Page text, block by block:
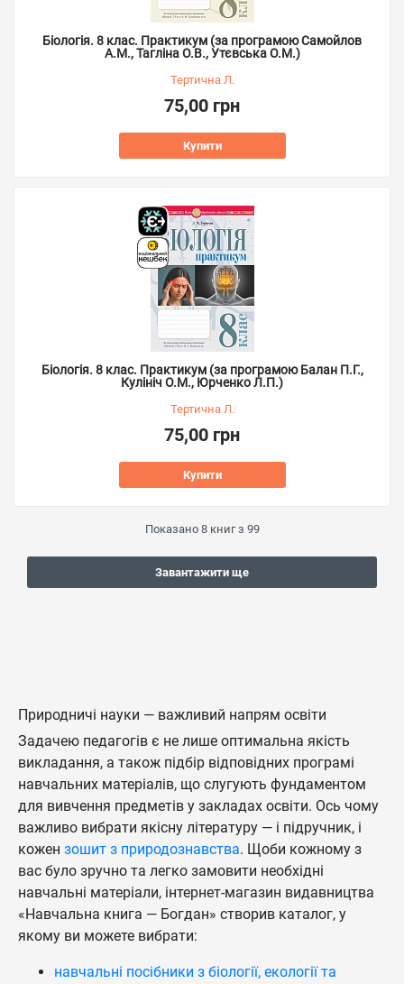
Біологія. 8 клас. Практикум (за програмою Самойлов
А.М., Тагліна О.В., Утєвська О.М.)
Тертична Л.
75,00 грн
Купити
Біологія. 8 клас. Практикум (за програмою Балан П.Г.,
Кулініч О.М., Юрченко Л.П.)
Тертична Л.
75,00 грн
Купити
Показано 8книг з 99
Завантажити ще
Природничі науки — важливий напрям освіти
Задачею педагогів є не лише оптимальна якість
викладання, а також підбір відповідних програмі
навчальних матеріалів, що слугують фундаментом
для вивчення предметів у закладах освіти. Ось чому
важливо вибрати якісну літературу — і підручник, і
кожен зошит з природознавства. Щоби кожному з
вас було зручно та легко замовити необхідні
навчальні матеріали, інтернет-магазин видавництва
«Навчальна книга — Богдан» створив каталог, у
якому ви можете вибрати:
навчальні посібники з біології, екології та